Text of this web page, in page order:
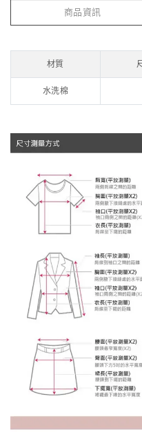
商品資訊
材質
水洗棉